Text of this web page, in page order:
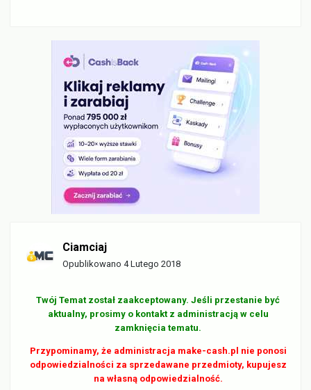
Ciamciaj
Opublikowano 4 Lutego 2018
Twój Temat został zaakceptowany. Jeśli przestanie być
aktualny, prosimy o kontakt z administracją w celu
zamknięcia tematu.
Przypominamy, że administracja make-cash.pl nie ponosi
odpowiedzialności za sprzedawane przedmioty, kupujesz
na własną odpowiedzialność.